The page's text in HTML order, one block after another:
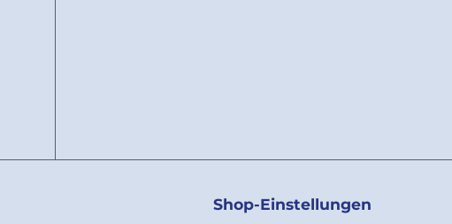
Shop-Einstellungen